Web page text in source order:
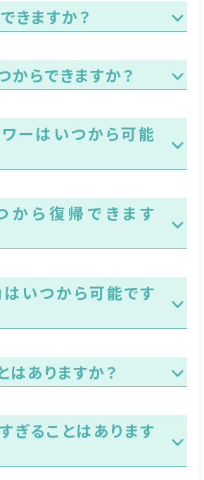
きますか？
からできますか？
ーはいつから可能
から復帰できます
いつから可能です
はありますか？
ぎることはあります